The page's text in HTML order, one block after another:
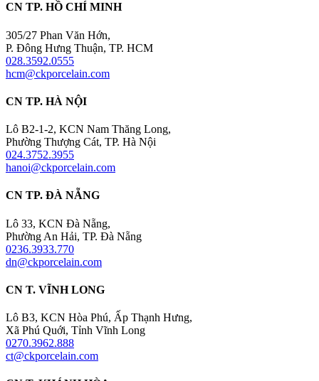
CN TP. HỒ CHÍ MINH
305/27 Phan Văn Hớn,
P. Đông Hưng Thuận, TP. HCM
028.3592.0555
hcm@ckporcelain.com
CN TP. HÀ NỘI
Lô B2-1-2, KCN Nam Thăng Long,
Phường Thượng Cát, TP. Hà Nội
024.3752.3955
hanoi@ckporcelain.com
CN TP. ĐÀ NẴNG
Lô 33, KCN Đà Nẵng,
Phường An Hải, TP. Đà Nẵng
0236.3933.770
dn@ckporcelain.com
CN T. VĨNH LONG
Lô B3, KCN Hòa Phú, Ấp Thạnh Hưng,
Xã Phú Quới, Tỉnh Vĩnh Long
0270.3962.888
ct@ckporcelain.com